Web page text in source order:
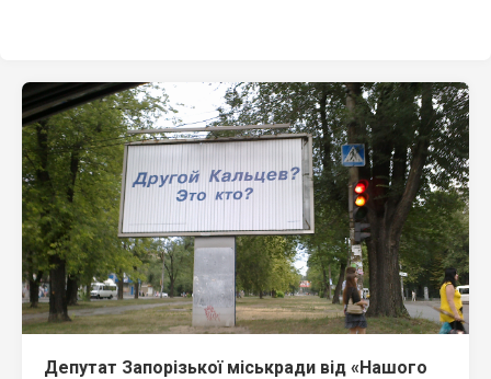
Депутат Запорізької міськради від «Нашого